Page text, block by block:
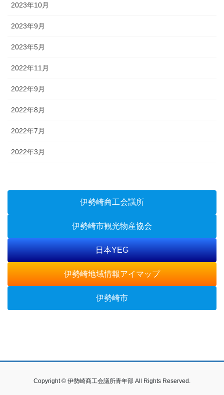
2023年10月
2023年9月
2023年5月
2022年11月
2022年9月
2022年8月
2022年7月
2022年3月
伊勢崎商工会議所
伊勢崎市観光物産協会
日本YEG
伊勢崎地域情報アイマップ
伊勢崎市
Copyright © 伊勢崎商工会議所青年部 All Rights Reserved.